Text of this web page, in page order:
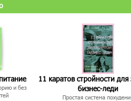
и без
11 каратов стройности для
бизнес-леди
Простая система